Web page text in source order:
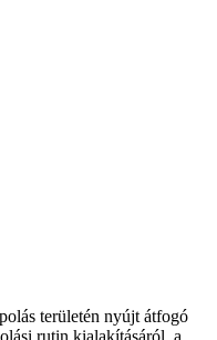
területén nyújt átfogó
rutin kialakításáról, a